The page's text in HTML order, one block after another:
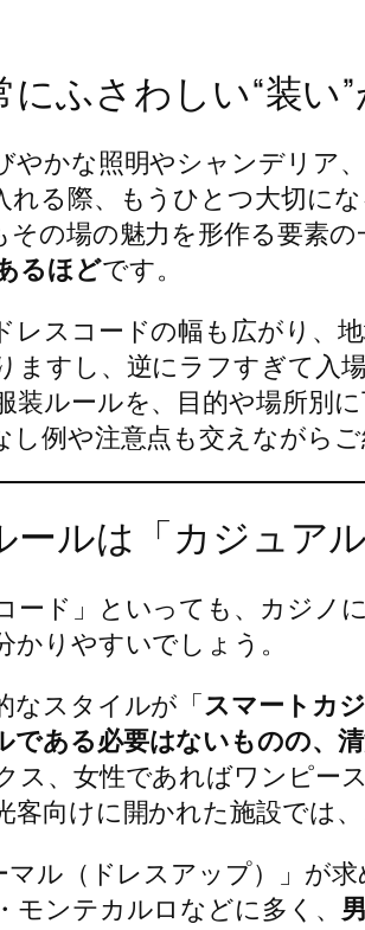
ふさわしい“装い
やかな照明やシャンデリア
れる際、もうひとつ大切に
の場の魅力を形作る要素の
るほどです。
レスコードの幅も広がり、
ますし、逆にラフすぎて入
装ルールを、目的や場所別
例や注意点も交えながらご
ールは「カジュア
ード」といっても、カジノ
りやすいでしょう。
なスタイルが「スマートカ
である必要はないものの、
ス、女性であればワンピー
客向けに開かれた施設では
ル（ドレスアップ）」が
ンテカルロなどに多く、